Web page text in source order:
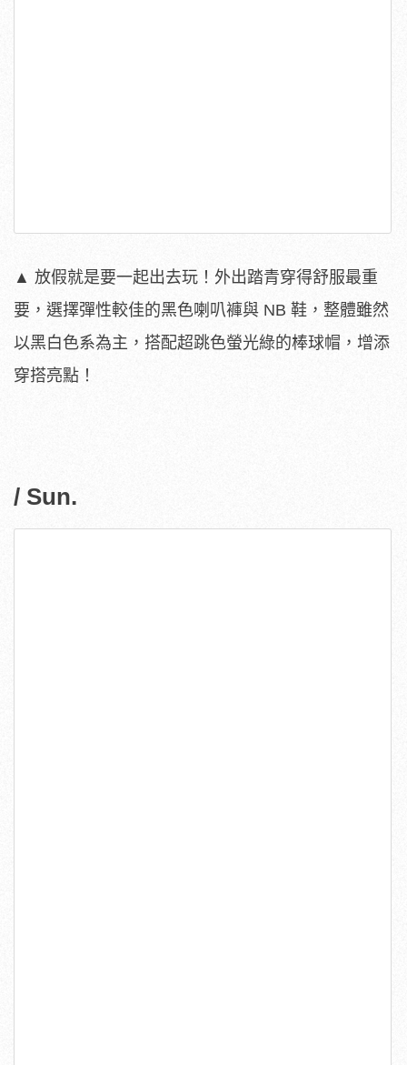
▲ 放假就是要一起出去玩！外出踏青穿得舒服最重
要，選擇彈性較佳的黑色喇叭褲與 NB 鞋，整體雖然
以黑白色系為主，搭配超跳色螢光綠的棒球帽，增添
穿搭亮點！
/ Sun.